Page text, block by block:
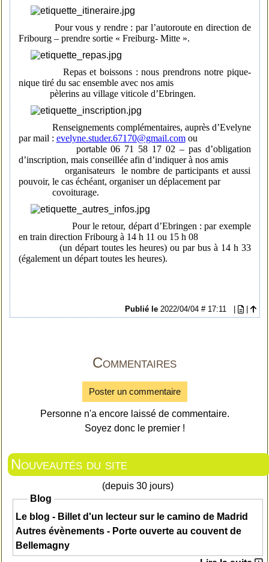
Pour vous y rendre : par l’autoroute en direction de
Fribourg – prendre sortie « Freiburg- Mitte ».
Repas et boissons : nous prendrons notre pique-
nique tiré du sac ensemble avec nos amis
pèlerins au village viticole d’Ebringen.
Renseignements complémentaires, auprès d’Evelyne
par mail : evelyne.studer.67170@gmail.comou
portable 06 71 58 17 02 – pas d’obligation
d’inscription, mais conseillée afin d’indiquer à nos amis
organisateurs le nombre de participants et aussi
pouvoir, le cas échéant, organiser un déplacement par
covoiturage.
Pour le retour, départ d’Ebringen : par exemple
en train direction Fribourg à 14 h 11 ou 15 h 08
(un départ toutes les heures) ou par bus à 14 h 33
(également un départ toutes les heures).
Publié le 2022/04/04 # 17:11
Commentaires
Poster un commentaire
Personne n'a encore laissé de commentaire.
Soyez donc le premier !
Nouveautés du site
(depuis 30 jours)
Blog
Le blog - Billet d'un lecteur sur le camino de Madrid
Autres évènements - Porte ouverte au couvent de
Bellemagny